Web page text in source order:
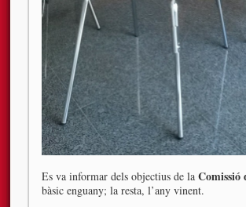
Es va informar dels objectius de la Comissió
bàsic enguany; la resta, l’any vinent.